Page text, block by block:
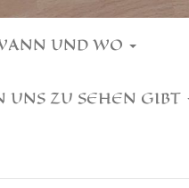
UND WO
UNS ZU SEHEN GIBT